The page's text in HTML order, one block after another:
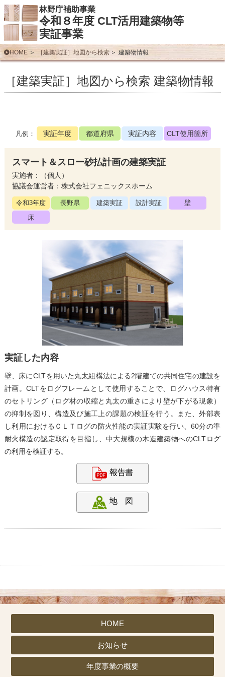
林野庁補助事業
令和８年度 CLT活用建築物等
実証事業
HOME ［建築実証］地図から検索 建築物情報
［建築実証］地図から検索 建築物情報
凡例： 実証年度 都道府県 実証内容 CLT使用箇所
スマート＆スロー砂払計画の建築実証
実施者：（個人）
協議会運営者：株式会社フェニックスホーム
令和3年度 長野県 建築実証 設計実証
壁
床
実証した内容
壁、床にCLTを用いた丸太組構法による2階建ての共同住宅の建設を
計画。CLTをログフレームとして使用することで、ログハウス特有
のセトリング（ログ材の収縮と丸太の重さにより壁が下がる現象）
の抑制を図り、構造及び施工上の課題の検証を行う。また、外部表
し利用におけるＣＬＴログの防火性能の実証実験を行い、60分の準
耐火構造の認定取得を目指し、中大規模の木造建築物へのCLTログ
の利用を検証する。
HOME
お知らせ
年度事業の概要